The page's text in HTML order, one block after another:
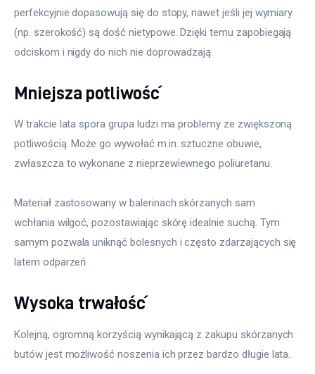
perfekcyjnie dopasowują się do stopy, nawet jeśli jej wymiary
(np. szerokość) są dość nietypowe. Dzięki temu zapobiegają
odciskom i nigdy do nich nie doprowadzają.
Mniejsza potliwość
W trakcie lata spora grupa ludzi ma problemy ze zwiększoną
potliwością. Może go wywołać m.in. sztuczne obuwie,
zwłaszcza to wykonane z nieprzewiewnego poliuretanu.
Materiał zastosowany w balerinach skórzanych sam
wchłania wilgoć, pozostawiając skórę idealnie suchą. Tym
samym pozwala uniknąć bolesnych i często zdarzających się
latem odparzeń.
Wysoka trwałość
Kolejną, ogromną korzyścią wynikającą z zakupu skórzanych
butów jest możliwość noszenia ich przez bardzo długie lata.